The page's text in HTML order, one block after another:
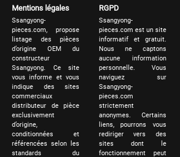
Mentions légales
Ssangyong-
pieces.com, propose
listage des pièces
d’origine OEM du
constructeur
Ssangyong. Ce site
vous informe et vous
indique des sites
commerciaux
distributeur de pièce
exclusivement
d’origine,
conditionnées et
référencées selon les
standards du
RGPD
Ssangyong-
pieces.com est un site
informatif et gratuit.
Nous ne captons
aucune information
personnelle. Vous
naviguez sur
Ssangyong-
pieces.com
strictement
anonymes. Certains
liens, pourrons vous
rediriger vers des
sites dont le
fonctionnement peut